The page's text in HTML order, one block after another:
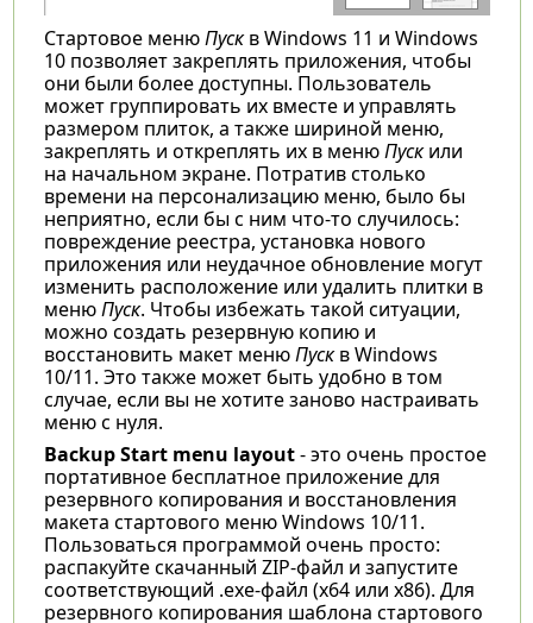
Стартовое менюПускв Windows 11 и Windows
10 позволяет закреплять приложения, чтобы
они были более доступны. Пользователь
может группировать их вместе и управлять
размером плиток, а также шириной меню,
закреплять и откреплять их в менюПускили
на начальном экране. Потратив столько
времени на персонализацию меню, было бы
неприятно, если бы с ним что-то случилось:
повреждение реестра, установка нового
приложения или неудачное обновление могут
изменить расположение или удалить плитки в
менюПуск. Чтобы избежать такой ситуации,
можно создать резервную копию и
восстановить макет менюПускв Windows
10/11. Это также может быть удобно в том
случае, если вы не хотите заново настраивать
меню с нуля.
Backup Start menu layout- это очень простое
портативное бесплатное приложение для
резервного копирования и восстановления
макета стартового меню Windows 10/11.
Пользоваться программой очень просто:
распакуйте скачанный ZIP-файл и запустите
соответствующий .exe-файл (x64 или x86). Для
резервного копирования шаблона стартового